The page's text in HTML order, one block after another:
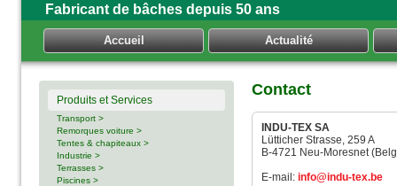
Fabricant de bâches depuis 50 ans
Accueil Actualité
Produits et Services
Transport >
Remorques voiture >
Tentes & chapiteaux >
Industrie >
Terrasses >
Piscines >
Contact
INDU-TEX SA
Lütticher Strasse, 259 A
B-4721 Neu-Moresnet
E-mail: info@indu-tex.be